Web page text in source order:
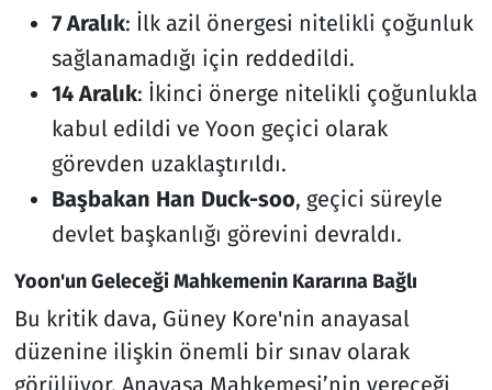
7 Aralık: İlk azil önergesi nitelikli çoğunluk
sağlanamadığı için reddedildi.
14 Aralık: İkinci önerge nitelikli çoğunlukla
kabul edildi ve Yoon geçici olarak
görevden uzaklaştırıldı.
Başbakan Han Duck-soo, geçici süreyle
devlet başkanlığı görevini devraldı.
Yoon'un Geleceği Mahkemenin Kararına Bağlı
Bu kritik dava, Güney Kore'nin anayasal
düzenine ilişkin önemli bir sınav olarak